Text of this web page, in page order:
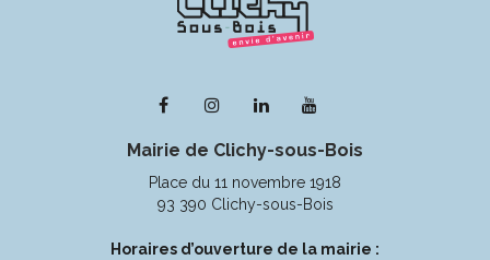
Lien
le
compte
Facebook
Lien
le
compte
Instagram
Lien
le
compte
Linkedin
la
chaîne
Youtube
Mairie de Clichy-sous-Bois
Place du 11 novembre 1918
93 390 Clichy-sous-Bois
Horaires d’ouverture de la mairie :